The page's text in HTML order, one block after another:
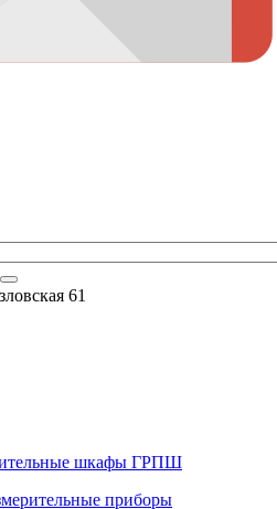
61
шкафы ГРПШ
приборы